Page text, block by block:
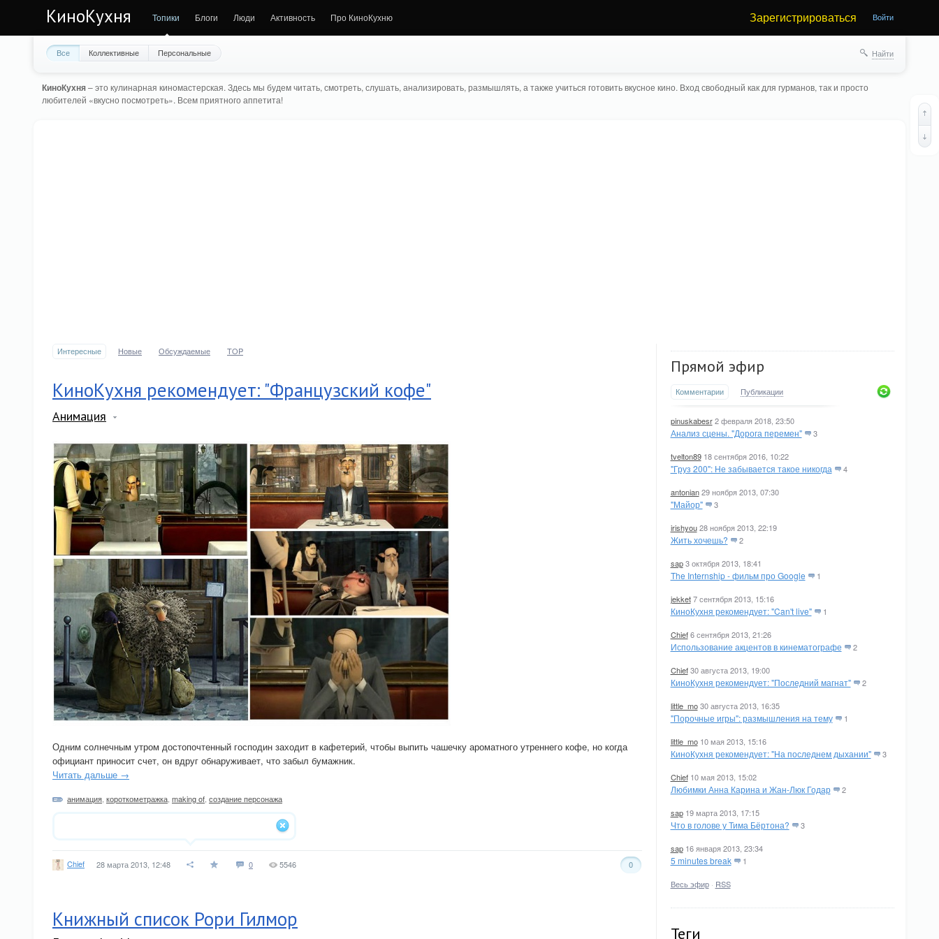
КиноКухня Топики Блоги Люди Активность Про КиноКухню Зарегистрироваться Войти
Все Коллективные Персональные Найти
КиноКухня– это кулинарная киномастерская. Здесь мы будем читать, смотреть, слушать, анализировать, размышлять, а также учиться готовить вкусное кино. Вход свободный как для гурманов, так и просто
любителей «вкусно посмотреть». Всем приятного аппетита!
Интересные Новые Обсуждаемые TOP
КиноКухня рекомендует: "Французский кофе"
Анимация
Одним солнечным утром достопочтенный господин заходит в кафетерий, чтобы выпить чашечку ароматного утреннего кофе, но когда
официант приносит счет, он вдруг обнаруживает, что забыл бумажник.
Читать дальше →
анимация короткометражка making of создание персонажа
Chief 28 марта 2013, 12:48 0 0
5546
Книжный список Рори Гилмор
Прямой эфир
Комментарии Публикации
pinuskabesr 2 февраля 2018, 23:50
Анализ сцены. "Дорога перемен" 3
tvelton89 18 сентября 2016, 10:22
"Груз 200": Не забывается такое никогда 4
antonian 29 ноября 2013, 07:30
"Майор" 3
irishyou 28 ноября 2013, 22:19
Жить хочешь? 2
sap 3 октября 2013, 18:41
The Internship - фильм про Google 1
jekket 7 сентября 2013, 15:16
КиноКухня рекомендует: "Can't live" 1
Chief 6 сентября 2013, 21:26
Использование акцентов в кинематографе 2
Chief 30 августа 2013, 19:00
КиноКухня рекомендует: "Последний магнат" 2
little_mo 30 августа 2013, 16:35
"Порочные игры": размышления на тему 1
little_mo 10 мая 2013, 15:16
КиноКухня рекомендует: "На последнем дыхании" 3
Chief 10 мая 2013, 15:02
Любимки Анна Карина и Жан-Люк Годар 2
sap 19 марта 2013, 17:15
Что в голове у Тима Бёртона? 3
sap 16 января 2013, 23:34
5 minutes break 1
Весь эфир· RSS
Теги